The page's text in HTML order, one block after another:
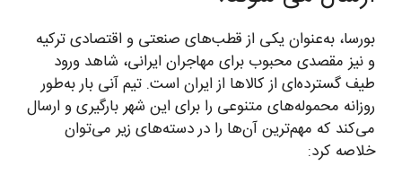
بورسا، به‌عنوان یکی از قطب‌های صنعتی و اقتصادی ترکیه
و نیز مقصدی محبوب برای مهاجران ایرانی، شاهد ورود
طیف گسترده‌ای از کالاها از ایران است. تیم آنی بار به‌طور
روزانه محموله‌های متنوعی را برای این شهر بارگیری و ارسال
می‌کند که مهم‌ترین آن‌ها را در دسته‌های زیر می‌توان
خلاصه کرد: